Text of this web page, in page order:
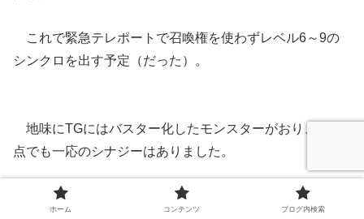
これで緊急テレポートで召喚権を使わずレベル6～9の
シンクロを出す予定（だった）。
地味にTGにはバスター化したモンスターがおり、その
点でも一応のシナジーはありました。
また召喚権を使わずに2体展開できるため、トライデン
ホーム コンテンツ ブログ内検索